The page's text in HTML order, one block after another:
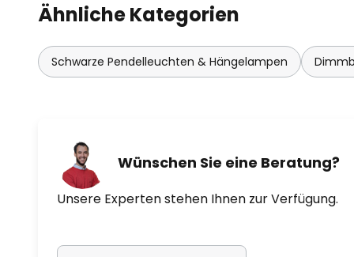
Ähnliche Kategorien
Schwarze Pendelleuchten & Hängelampen
Wünschen Sie eine Beratung?
Unsere Experten stehen Ihnen zur Verfügung.